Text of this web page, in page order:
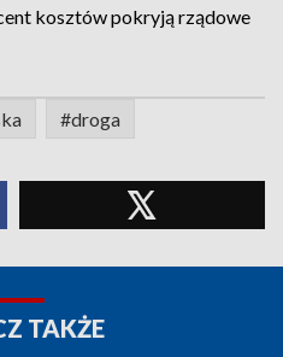
kosztów pokryją rządowe
#droga
TAKŻE